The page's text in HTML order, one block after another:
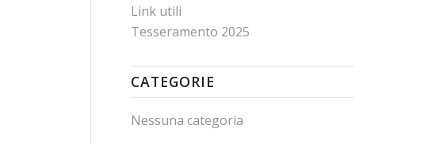
Link utili
Tesseramento 2025
CATEGORIE
Nessuna categoria